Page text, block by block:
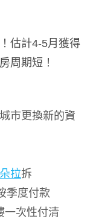
估計4-5月獲得
周期短！
市更換新的資
拉拆
季度付款
一次性付清